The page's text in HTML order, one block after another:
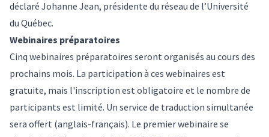
déclaré Johanne Jean, présidente du réseau de l’Université
du Québec.
Webinaires préparatoires
Cinq webinaires préparatoires seront organisés au cours des
prochains mois. La participation à ces webinaires est
gratuite, mais l'inscription est obligatoire et le nombre de
participants est limité. Un service de traduction simultanée
sera offert (anglais-français). Le premier webinaire se